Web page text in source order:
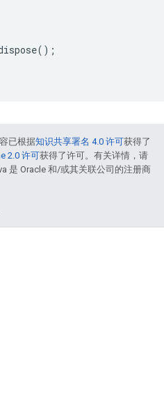
();
已根据知识共享署名 4.0 许可获得了
2.0 许可获得了许可。有关详情，请
是 Oracle 和/或其关联公司的注册商